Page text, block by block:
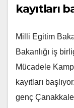
kayıtları
Milli Egitim
Bakanlığı iş
Mücadele
kayıtları
genç